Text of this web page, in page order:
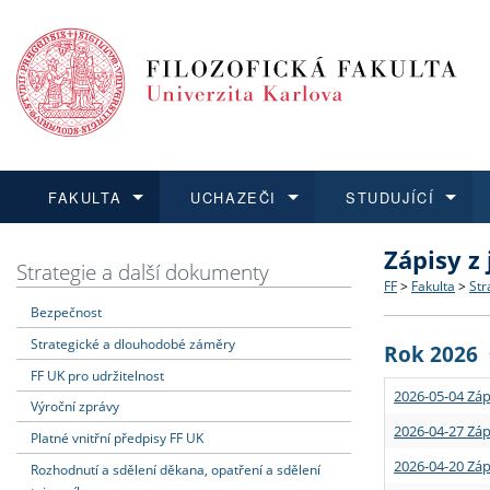
FAKULTA
Dozvědět se více
Struktura
Strategie
Podpora
UCHAZEČI
Podat přihlášku
Co
Učitelské
STUDUJÍCÍ
Dozvědět se více
Rigorózní
Dozvědět se více
O vědě a
Granty a
Dozvědět se více
Aktuální
Strategie a další dokumenty
Bezpečnost
Strategické a dlouhodobé záměry
FF UK pro udržitelnost
Výroční zprávy
Platné vnitřní předpisy FF UK
Rozhodnutí a sdělení děkana, opatření a sdělení
Zápisy
FF > Fakulta >
Rok 2026
2026-05-04
2026-04-27
2026-04-20